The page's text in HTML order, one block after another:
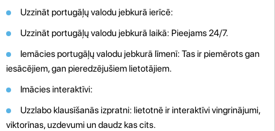
Uzzināt portugāļų valodu jebkurā ierīcē:
Uzzināt portugāļų valodu jebkurā laikā: Pieejams 24/7.
Iemācies portugāļų valodu jebkurā līmenī: Tas ir piemērots gan
iesācējiem, gan pieredzējušiem lietotājiem.
Imācies interaktīvi:
Uzzlabo klausīšanās izpratni: lietotnē ir interaktīvi vingrinājumi,
viktorīnas, uzdevumi un daudz kas cits.